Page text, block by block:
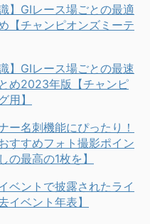
】GⅠレース場ごとの最適
【チャンピオンズミーテ
】GⅠレース場ごとの最速
め2023年版【チャンピ
用】
ー名刺機能にぴったり！
すすめフォト撮影ポイン
の最高の1枚を】
ベントで披露されたライ
イベント年表】